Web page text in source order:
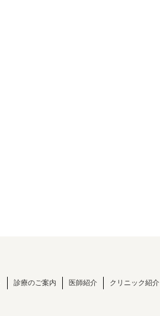
診療のご案内 医師紹介 クリニック紹介